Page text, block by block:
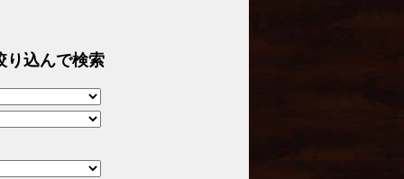
り込んで検索